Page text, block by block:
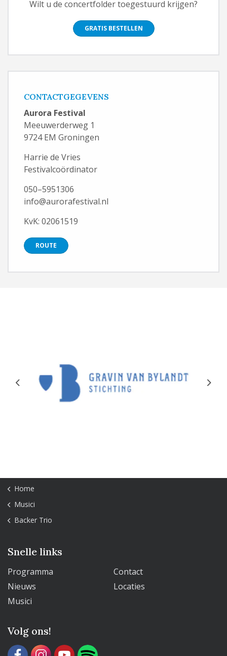
Wilt u de concertfolder toegestuurd krijgen?
GRATIS BESTELLEN
CONTACTGEGEVENS
Aurora Festival
Meeuwerderweg 1
9724 EM Groningen
Harrie de Vries
Festivalcoördinator
050–5951306
info@aurorafestival.nl
KvK: 02061519
ROUTE
Previous Next
Home
Musici
Backer Trio
Snelle links
Programma
Contact
Nieuws
Locaties
Musici
Volg ons!